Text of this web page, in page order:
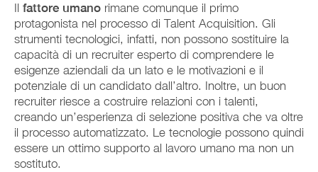
Il fattore umano rimane comunque il primo
protagonista nel processo di Talent Acquisition. Gli
strumenti tecnologici, infatti, non possono sostituire la
capacità di un recruiter esperto di comprendere le
esigenze aziendali da un lato e le motivazioni e il
potenziale di un candidato dall’altro. Inoltre, un buon
recruiter riesce a costruire relazioni con i talenti,
creando un’esperienza di selezione positiva che va oltre
il processo automatizzato. Le tecnologie possono quindi
essere un ottimo supporto al lavoro umano ma non un
sostituto.